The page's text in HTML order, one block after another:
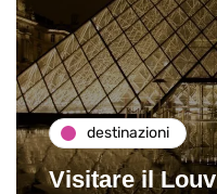
destinazioni
Visitare il